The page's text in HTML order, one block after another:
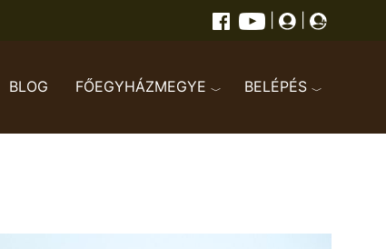
BLOG FŐEGYHÁZMEGYE BELÉPÉS